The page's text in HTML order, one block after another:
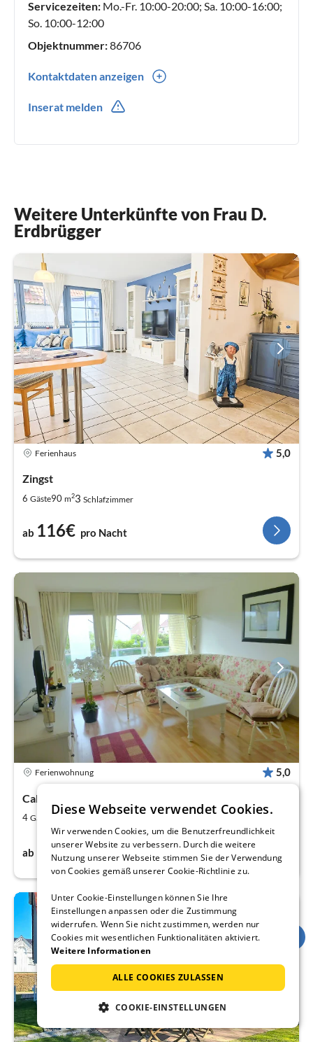
Servicezeiten: Mo.-Fr. 10:00-20:00; Sa. 10:00-16:00;
So. 10:00-12:00
Objektnummer:86706
Kontaktdaten anzeigen
Inserat melden
Weitere Unterkünfte von Frau D.
Erdbrügger
Ferienhaus 5,0
Zingst
6 Gäste90 m23 Schlafzimmer
ab 116€ pro Nacht
Ferienwohnung 5,0
Callantsoog
4 Gäste 70 22
ab 90€
Diese Webseite verwendet Cookies.
Wir verwenden Cookies, um die Benutzerfreundlichkeit
unserer Website zu verbessern. Durch die weitere
Nutzung unserer Webseite stimmen Sie der Verwendung
von Cookies gemäß unserer Cookie-Richtlinie zu.
Unter Cookie-Einstellungen können Sie Ihre
Einstellungen anpassen oder die Zustimmung
widerrufen. Wenn Sie nicht zustimmen, werden nur
Cookies mit wesentlichen Funktionalitäten aktiviert.
Weitere Informationen
ALLE COOKIES ZULASSEN
COOKIE-EINSTELLUNGEN